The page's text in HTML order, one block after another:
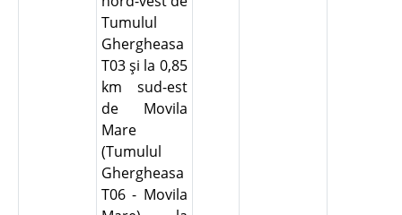
Tumulul
Ghergheasa
T03 şi la 0,85
km sud-est
de Movila
Mare
(Tumulul
Ghergheasa
T06 - Movila